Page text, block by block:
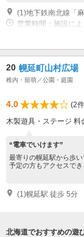
営業時間：施設によ
20 幌延町山村広場
稚内・留萌／公園・庭園
4.0
(2
木製遊具・ステージ 料
“電車でいけます”
最寄りの幌延駅から歩
予定の方もアクセスでき
(1)幌延駅 徒歩 5分
北海道でおすすめの遊